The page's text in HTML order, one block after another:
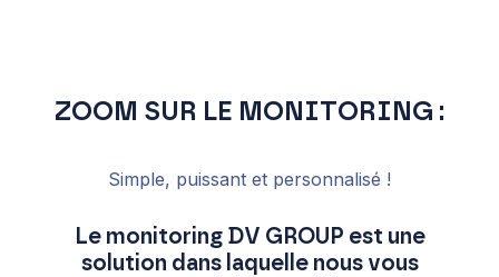
ZOOM SUR LE MONITORING :
Simple, puissant et personnalisé !
Le monitoring DV GROUP est une
solution dans laquelle nous vous